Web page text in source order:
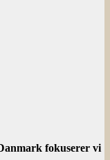
fokuserer vi